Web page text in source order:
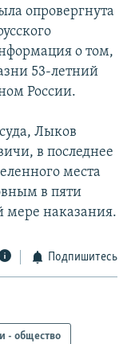
опровергнута
о том,
53-летний
России.
Лыков
в последнее
места
в пяти
мере наказания.
Подпишитесь
- общество